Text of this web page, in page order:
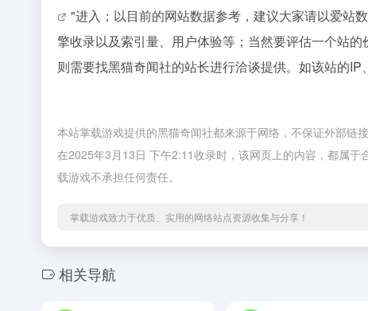
"进入；以目前的网站数据参考，建议大家请以爱站
擎收录以及索引量、用户体验等；当然要评估一个站
则需要找黑猫奇闻社的站长进行洽谈提供。如该站的IP
本站掌载游戏提供的黑猫奇闻社都来源于网络，不保证外部链
在2025年3月13日 下午2:11收录时，该网页上的内容，都属
载游戏不承担任何责任。
掌载游戏致力于优质、实用的网络站点资源收集与分享！
相关导航